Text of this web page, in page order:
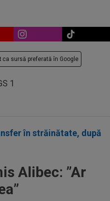
ca sursă preferată în Google
1
în străinătate, după
Alibec: ”Ar